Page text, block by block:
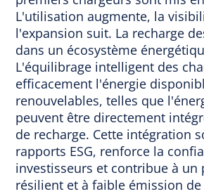
L'utilisation augmente, la
l'expansion suit. La recharge
dans un écosystème
L'équilibrage intelligent des
efficacement l'énergie
renouvelables, telles que
peuvent être directement
de recharge. Cette intégration
rapports ESG, renforce la
investisseurs et contribue à un
résilient et à faible émission